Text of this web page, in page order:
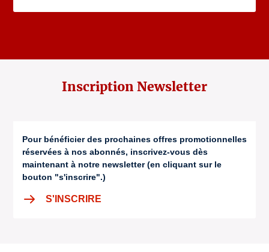
Inscription Newsletter
Pour bénéficier des prochaines offres promotionnelles
réservées à nos abonnés, inscrivez-vous dès
maintenant à notre newsletter (en cliquant sur le
bouton "s'inscrire".)
S'INSCRIRE